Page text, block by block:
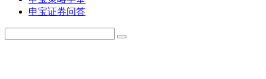
申宝证券问答